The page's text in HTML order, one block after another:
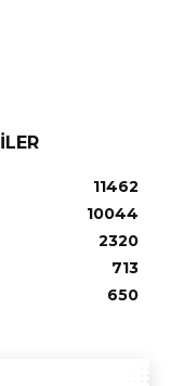
11462
10044
2320
713
650